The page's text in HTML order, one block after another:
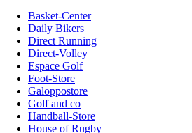
Basket-Center
Daily Bikers
Direct Running
Direct-Volley
Espace Golf
Foot-Store
Galoppostore
Golf and co
Handball-Store
House of Rugby